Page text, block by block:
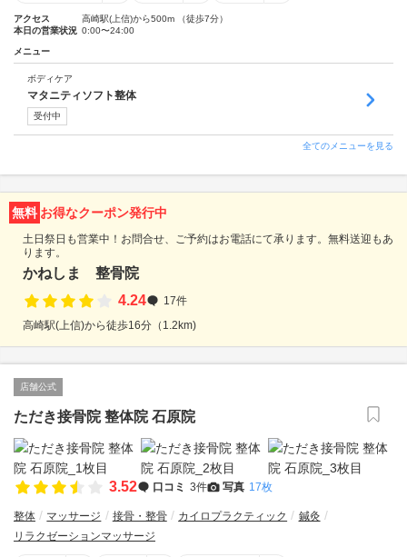
アクセス
高崎駅(上信)から500m （徒歩7分）
本日の営業状況 0:00〜24:00
メニュー
ボディケア
マタニティソフト整体
受付中
全てのメニューを見る
無料 お得なクーポン発行中
土日祭日も営業中！お問合せ、ご予約はお電話にて承ります。無料送迎もあ
ります。
かねしま 整骨院
4.24
17件
高崎駅(上信)から徒歩16分（1.2km)
店舗公式
ただき接骨院 整体院 石原院
3.52 口コミ 3件 写真 17枚
整体 マッサージ 接骨・整骨 カイロプラクティック
鍼灸
リラクゼーションマッサージ